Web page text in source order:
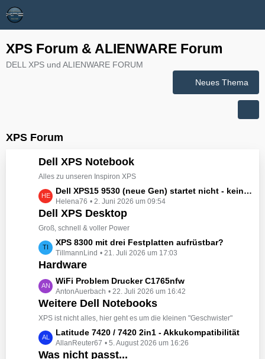
XPS Forum & ALIENWARE Forum
DELL XPS und ALIENWARE FORUM
Neues Thema
XPS Forum
Dell XPS Notebook
Alles zu unseren Inspiron XPS
L
e
t
z
e
B
i
r
ä
g
e
Dell XPS15 9530 (neue Gen) startet nicht - kein booten, kein Licht - nichts tut sich - hat jemand eine Idee wie man ihn zum Leben erwecken könnte?
Helena76 2. Juni 2026 um 09:54
Dell XPS Desktop
Groß, schnell & voller Power
L
e
t
z
t
e
B
i
XPS 8300 mit drei Festplatten aufrüstbar?
TillmannLind 21. Juli 2026 um 17:03
Hardware
L
e
t
z
e
B
WiFi Problem Drucker C1765nfw
AntonAuerbach 22. Juli 2026 um 16:42
Weitere Dell Notebooks
XPS ist nicht alles, hier geht es um die kleinen "Geschwister"
L
e
t
Latitude 7420 / 7420 2in1 - Akkukompatibilität
AllanReuter67 5. August 2026 um 16:26
Was nicht passt...